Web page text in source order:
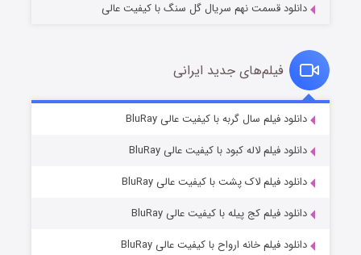
قسمت۷ (زیرنویس) منتشر شد
دانلود قسمت نهم سریال گل سنگ با کیفیت عالی
فیلم‌های جدید ایرانی
دانلود فیلم سال گربه با کیفیت عالی BluRay
دانلود فیلم لاله کبود با کیفیت عالی BluRay
دانلود فیلم لاک پشت با کیفیت عالی BluRay
دانلود فیلم کج‌ پیله با کیفیت عالی BluRay
دانلود فیلم خانه ارواح با کیفیت عالی BluRay